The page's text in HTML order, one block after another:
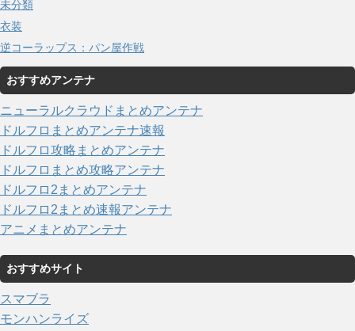
未分類
衣装
逆コーラップス：パン屋作戦
おすすめアンテナ
ニューラルクラウドまとめアンテナ
ドルフロまとめアンテナ速報
ドルフロ攻略まとめアンテナ
ドルフロまとめ攻略アンテナ
ドルフロ2まとめアンテナ
ドルフロ2まとめ速報アンテナ
アニメまとめアンテナ
おすすめサイト
スマブラ
モンハンライズ